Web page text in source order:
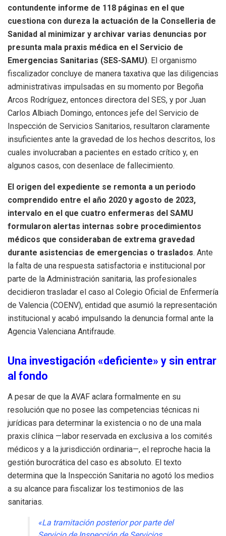
contundente informe de 118 páginas en el que
cuestiona con dureza la actuación de la Conselleria de
Sanidad al minimizar y archivar varias denuncias por
presunta mala praxis médica en el Servicio de
Emergencias Sanitarias (SES-SAMU). El organismo
fiscalizador concluye de manera taxativa que las diligencias
administrativas impulsadas en su momento por Begoña
Arcos Rodríguez, entonces directora del SES, y por Juan
Carlos Albiach Domingo, entonces jefe del Servicio de
Inspección de Servicios Sanitarios, resultaron claramente
insuficientes ante la gravedad de los hechos descritos, los
cuales involucraban a pacientes en estado crítico y, en
algunos casos, con desenlace de fallecimiento.
El origen del expediente se remonta a un periodo
comprendido entre el año 2020 y agosto de 2023,
intervalo en el que cuatro enfermeras del SAMU
formularon alertas internas sobre procedimientos
médicos que consideraban de extrema gravedad
durante asistencias de emergencias o traslados. Ante
la falta de una respuesta satisfactoria e institucional por
parte de la Administración sanitaria, las profesionales
decidieron trasladar el caso al Colegio Oficial de Enfermería
de Valencia (COENV), entidad que asumió la representación
institucional y acabó impulsando la denuncia formal ante la
Agencia Valenciana Antifraude.
Una investigación «deficiente» y sin entrar
al fondo
A pesar de que la AVAF aclara formalmente en su
resolución que no posee las competencias técnicas ni
jurídicas para determinar la existencia o no de una mala
praxis clínica —labor reservada en exclusiva a los comités
médicos y a la jurisdicción ordinaria—, el reproche hacia la
gestión burocrática del caso es absoluto. El texto
determina que la Inspección Sanitaria no agotó los medios
a su alcance para fiscalizar los testimonios de las
sanitarias.
«La tramitación posterior por parte del